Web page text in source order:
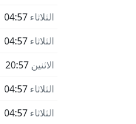
الثلاثاء 04:57
الثلاثاء 04:57
الاثنين 20:57
الثلاثاء 04:57
الثلاثاء 04:57